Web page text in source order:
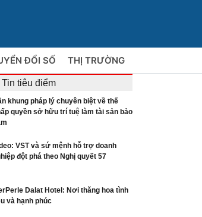
ĐỔI SỐ THỊ TRƯỜNG
Tin tiêu điểm
khung pháp lý chuyên biệt về thế
quyền sở hữu trí tuệ làm tài sản bảo
VST và sứ mệnh hỗ trợ doanh
đột phá theo Nghị quyết 57
Dalat Hotel: Nơi thăng hoa tình
và hạnh phúc